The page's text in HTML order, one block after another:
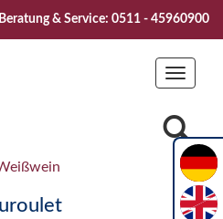
Sommerfest 2026" Vive la
Beratung & Service: 0511 - 45960900
Toggle